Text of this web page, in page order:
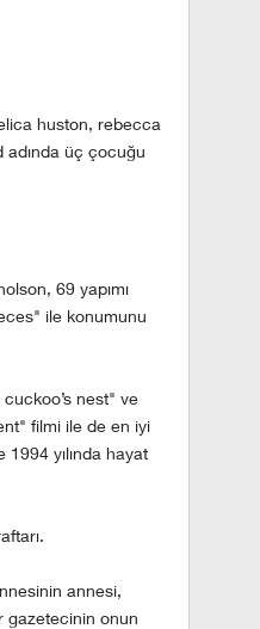
huston, rebecca
üç çocuğu
69 yapımı
ile konumunu
nest" ve
filmi ile de en iyi
1994 yılında hayat
annesi,
gazetecinin onun